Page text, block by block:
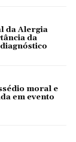
da Alergia
da
moral e
em evento